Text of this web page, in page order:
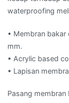
waterproofing
• Membran
mm.
• Acrylic based
• Lapisan
Pasang